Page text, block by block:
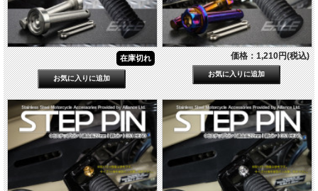
在庫切れ 価格：1,210円(税込)